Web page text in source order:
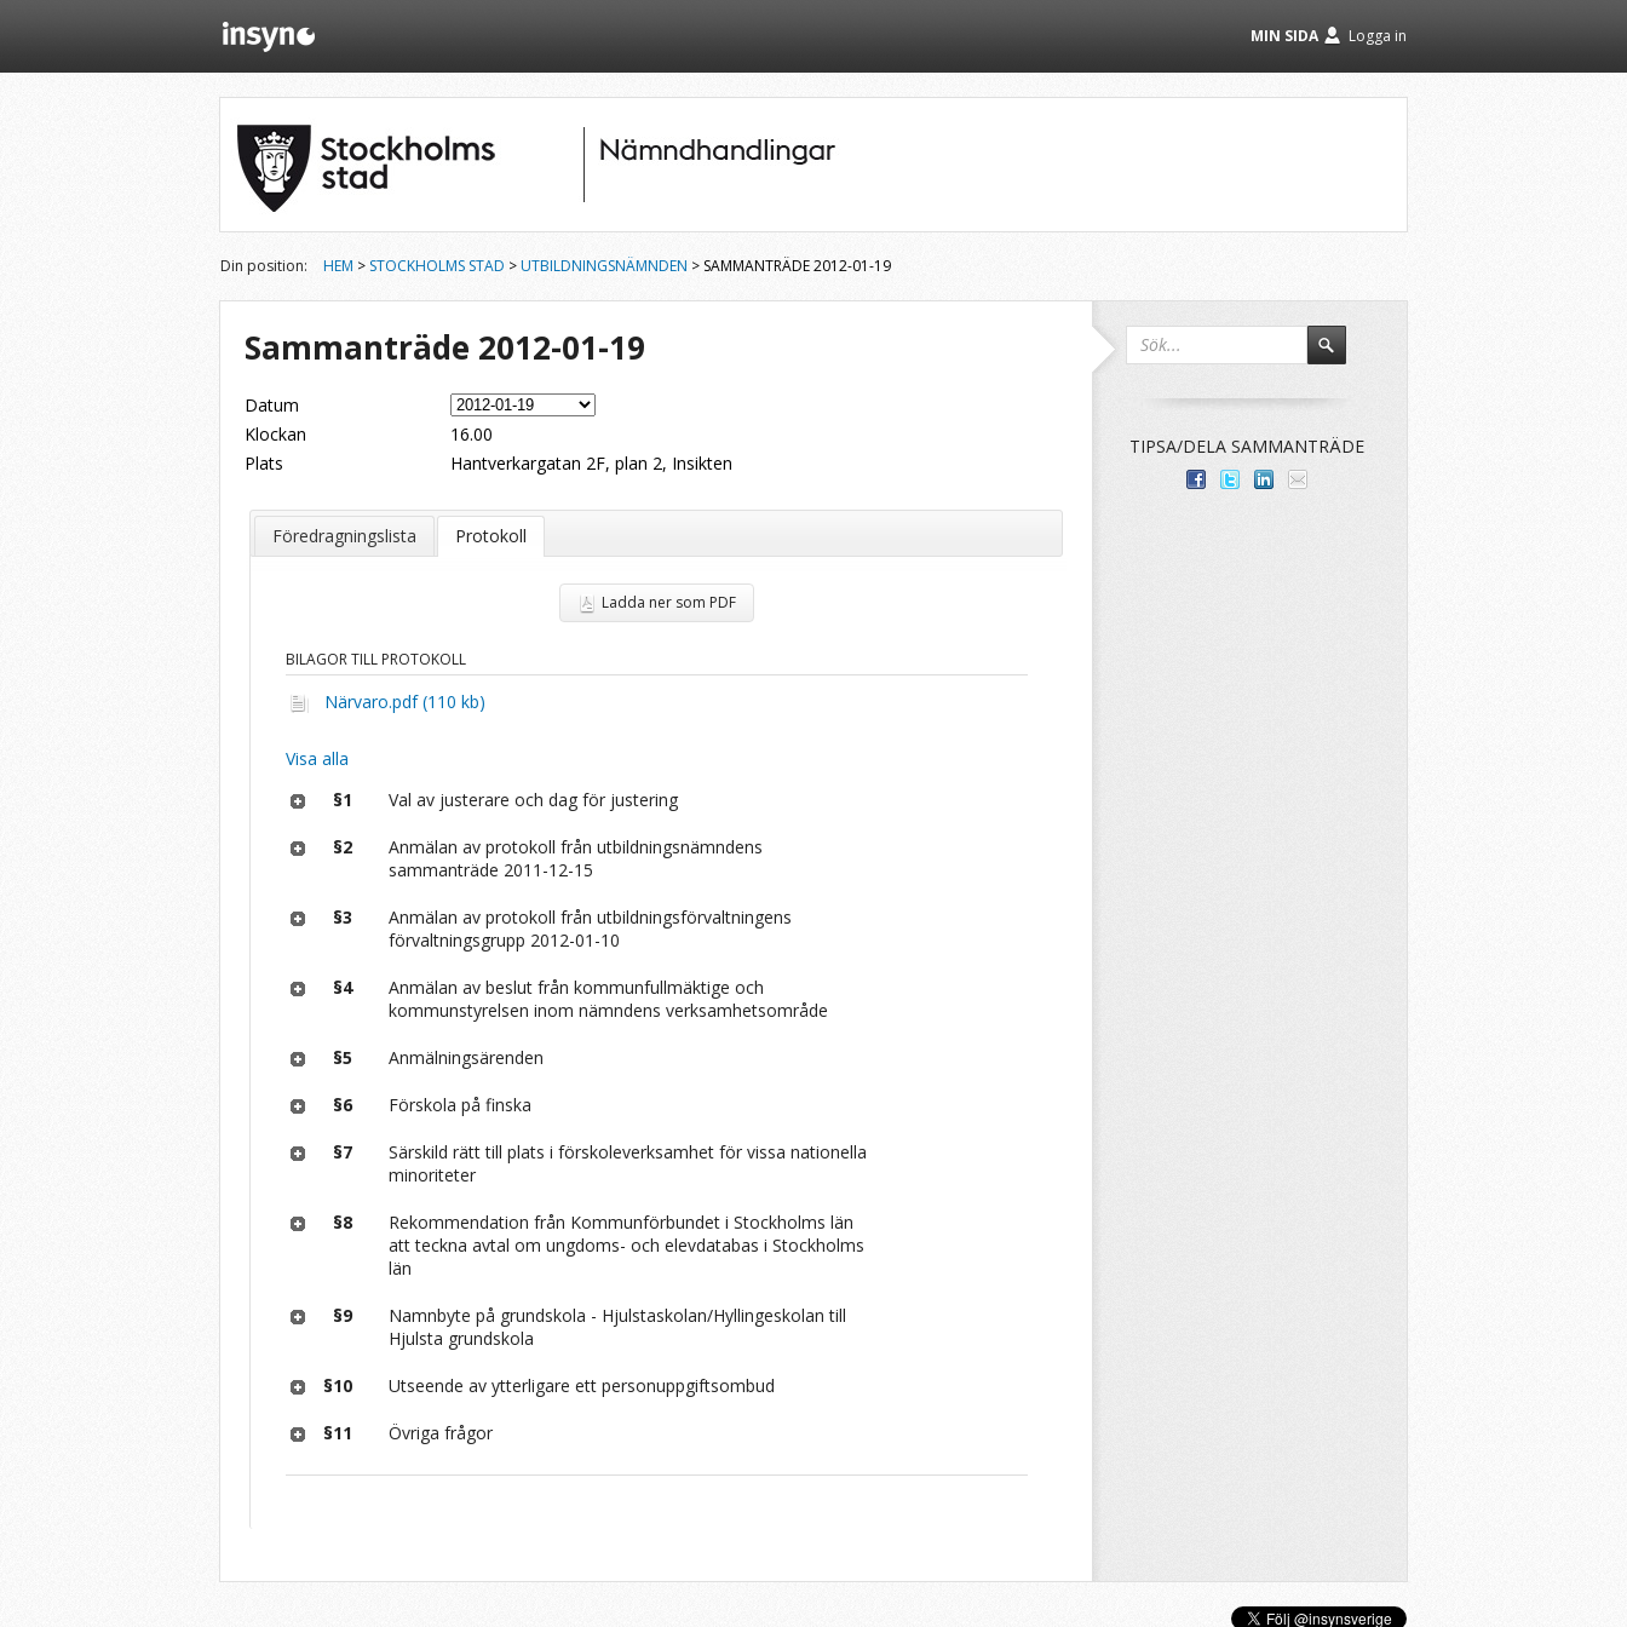
Logga in
MIN SIDA
Din position: HEM > STOCKHOLMS STAD >UTBILDNINGSNÄMNDEN > SAMMANTRÄDE 2012-01-19
Sammanträde 2012-01-19
Datum
Klockan
16.00
Plats
Hantverkargatan 2F, plan 2, Insikten
Föredragningslista Protokoll
Ladda ner som PDF
BILAGOR TILL PROTOKOLL
Närvaro.pdf (110 kb)
Visa alla
§1
Val av justerare och dag för justering
§2
Anmälan av protokoll från utbildningsnämndens
sammanträde 2011-12-15
§3
Anmälan av protokoll från utbildningsförvaltningens
förvaltningsgrupp 2012-01-10
§4
Anmälan av beslut från kommunfullmäktige och
kommunstyrelsen inom nämndens verksamhetsområde
§5 Anmälningsärenden
§6 Förskola på finska
§7
Särskild rätt till plats i förskoleverksamhet för vissa nationella
minoriteter
§8
Rekommendation från Kommunförbundet i Stockholms län
att teckna avtal om ungdoms- och elevdatabas i Stockholms
län
§9
Namnbyte på grundskola - Hjulstaskolan/Hyllingeskolan till
Hjulsta grundskola
§10 Utseende av ytterligare ett personuppgiftsombud
§11 Övriga frågor
TIPSA/DELA SAMMANTRÄDE